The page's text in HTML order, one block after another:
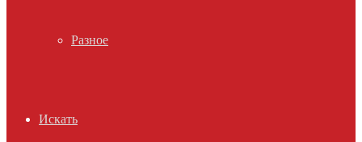
Разное
Искать